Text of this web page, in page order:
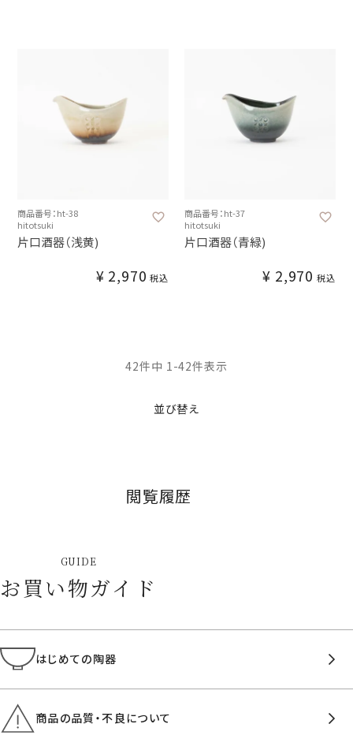
商品番号：ht-38
hitotsuki
片口酒器（浅黄)
¥ 2,970 税込
商品番号：ht-37
hitotsuki
片口酒器（青緑)
¥ 2,970 税込
並び替え
42件中 1-42件表示
閲覧履歴
GUIDE
お買い物ガイド
はじめての陶器
商品の品質・不良について